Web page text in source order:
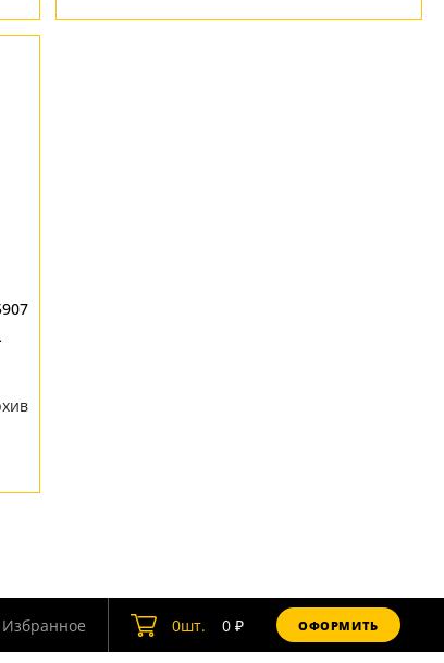
Избранное 0шт. 0₽ ОФОРМИТЬ